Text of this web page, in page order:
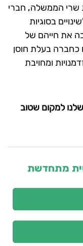
שרי הממשלה, חברי
בסוגיות
את חייהם של
כחברה בעלת חוסן
ומחויבת
למקום שטוב
מתחדשת